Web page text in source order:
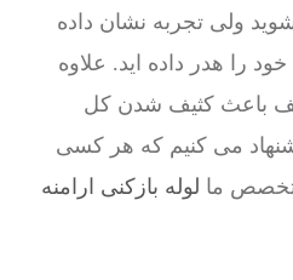
ولی تجربه نشان داده
را هدر داده اید. علاوه
باعث کثیف شدن کل
می کنیم که هر کسی
تخصص ما لوله بازکنی ارامنه